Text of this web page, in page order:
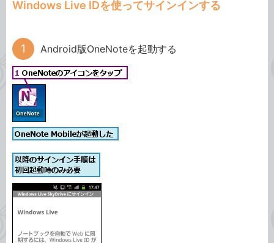
Windows Live IDを使ってサインインする
Android版OneNoteを起動する